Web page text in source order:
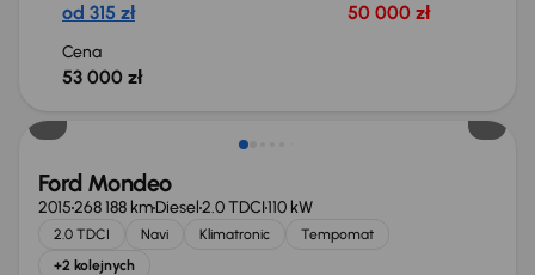
od 315 zł 50 000 zł
Cena
53 000 zł
Taniej o 1 000 zł
Ford Mondeo
2015268 188 kmDiesel2.0 TDCI110 kW
2.0 TDCI Navi Klimatronic
Tempomat
+2 kolejnych